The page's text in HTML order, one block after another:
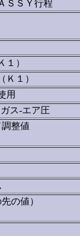
ＳＳＹ行程
１）
Ｋ１）
用
ス-エア圧
整値
の値）